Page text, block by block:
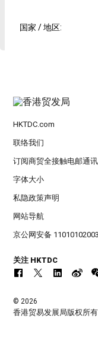
国家 / 地区:
HKTDC.com
联络我们
订阅商贸全接触电邮通讯
字体大小
私隐政策声明
网站导航
京公网安备
关注 HKTDC
© 2026
香港贸易发展局版权所